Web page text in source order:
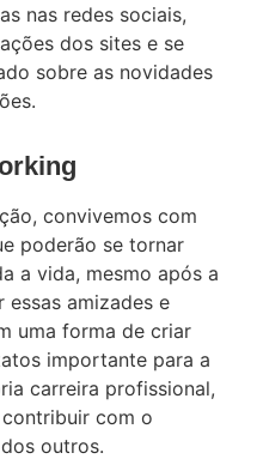
nas redes sociais,
dos sites e se
sobre as novidades
convivemos com
poderão se tornar
a vida, mesmo após a
amizades e
uma forma de criar
importante para a
carreira profissional,
com o
outros.